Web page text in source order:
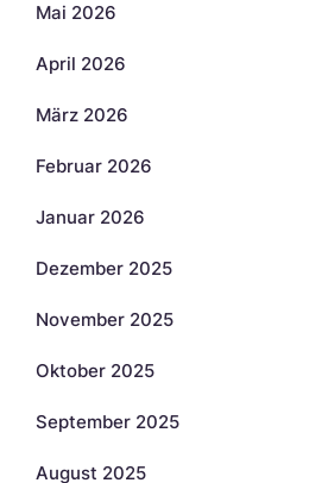
Mai 2026
April 2026
März 2026
Februar 2026
Januar 2026
Dezember 2025
November 2025
Oktober 2025
September 2025
August 2025